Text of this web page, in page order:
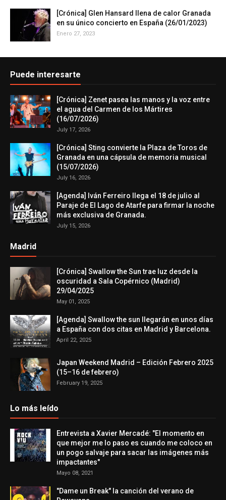
[Crónica] Glen Hansard llena de calor Granada
en su único concierto en España (26/01/2023)
Enero 27, 2023
Puede interesarte
[Crónica] Zenet pasea las manos y la voz entre
el agua del Carmen de los Mártires
(16/07/2026)
July 17, 2026
[Crónica] Sting convierte la Plaza de Toros de
Granada en una cápsula de memoria musical
(15/07/2026)
July 16, 2026
[Agenda] Iván Ferreiro llega el 18 de julio al
Paraje de El Lago de Atarfe para firmar la noche
más exclusiva de Granada.
July 15, 2026
Madrid
[Crónica] Swallow the Sun trae luz desde la
oscuridad a Sala Copérnico (Madrid)
29/04/2025
May 01, 2025
[Agenda] Swallow the sun llegarán en unos días
a España con dos citas en Madrid y Barcelona.
April 22, 2025
Japan Weekend Madrid – Edición Febrero 2025
(15–16 de febrero)
February 19, 2025
Lo más leído
Entrevista a Xavier Mercadé: "El momento en
que mejor me lo paso es cuando me coloco en
un pogo salvaje para sacar las imágenes más
impactantes"
Mayo 08, 2021
"Dame un Break" la canción del verano de